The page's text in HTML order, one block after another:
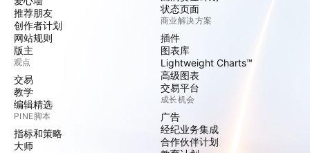
推荐朋友
创作者计划
网站规则
版主
观点
交易
教学
编辑精选
PINE脚本
指标和策略
大师
状态页面
商业解决方案
插件
图表库
Lightweight Charts™
高级图表
交易平台
成长机会
广告
经纪业务集成
合作伙伴计划